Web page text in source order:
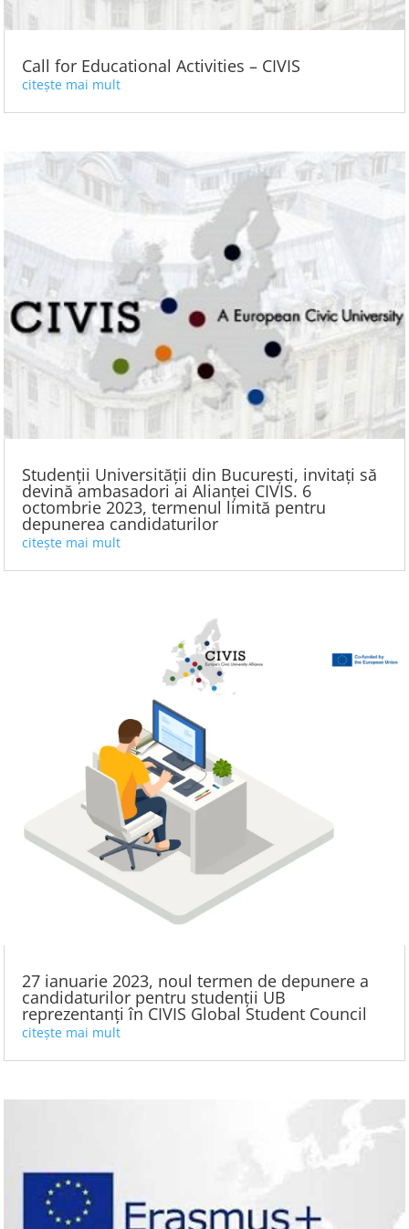
Call for Educational Activities – CIVIS
citește mai mult
Studenții Universității din București, invitați să
devină ambasadori ai Alianței CIVIS. 6
octombrie 2023, termenul limită pentru
depunerea candidaturilor
citește mai mult
27 ianuarie 2023, noul termen de depunere a
candidaturilor pentru studenții UB
reprezentanți în CIVIS Global Student Council
citește mai mult